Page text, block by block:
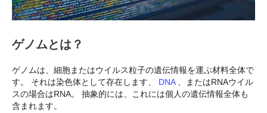
ゲノムとは？
ゲノムは、細胞またはウイルス粒子の遺伝情報を運ぶ材料全体で
す。 それは染色体として存在します、
DNA、またはRNAウイル
スの場合はRNA。 抽象的には、これには個人の遺伝情報全体も
含まれます。